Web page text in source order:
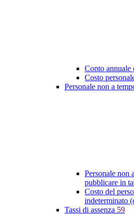
Conto annuale
Costo
Personale non a
Personale non
pubblicare in
Costo del
indeterminato
Tassi di assenza 59